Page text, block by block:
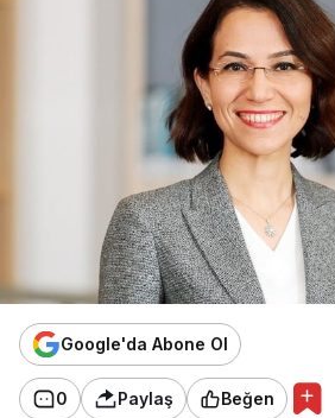
Google'da Abone Ol
0 Paylaş Beğen